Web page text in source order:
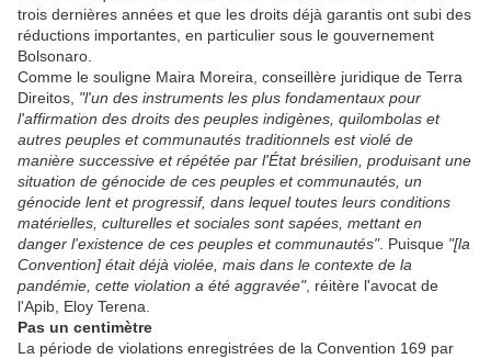
trois dernières années et que les droits déjà garantis ont subi des
réductions importantes, en particulier sous le gouvernement
Bolsonaro.
Comme le souligne Maira Moreira, conseillère juridique de Terra
Direitos, "l'un des instruments les plus fondamentaux pour
l'affirmation des droits des peuples indigènes, quilombolas et
autres peuples et communautés traditionnels est violé de
manière successive et répétée par l'État brésilien, produisant une
situation de génocide de ces peuples et communautés, un
génocide lent et progressif, dans lequel toutes leurs conditions
matérielles, culturelles et sociales sont sapées, mettant en
danger l'existence de ces peuples et communautés". Puisque "[la
Convention] était déjà violée, mais dans le contexte de la
pandémie, cette violation a été aggravée", réitère l'avocat de
l'Apib, Eloy Terena.
Pas un centimètre
La période de violations enregistrées de la Convention 169 par